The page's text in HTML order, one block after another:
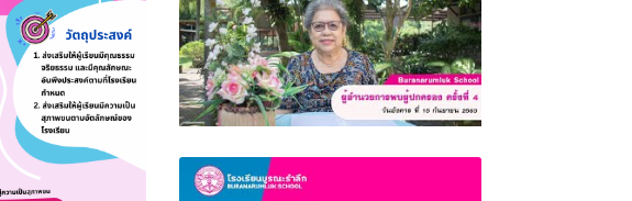
ผู้อำนวยการพบผู้ปกครอง ครั้งที่ 4 (เรื่องขอ
ความร่วมมือผู้ปกครอง) โรงเรียนบูรณะรำลึก